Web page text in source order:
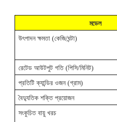
মডেল
উৎপাদন ক্ষমতা (কেজি/ঘন্টা)
রেটেড আউটপুট গতি (পিসি/মিনিট)
প্রতিটি ক্যান্ডির ওজন (গ্রাম)
বৈদ্যুতিক শক্তি প্রয়োজন
সংকুচিত বায়ু খরচ